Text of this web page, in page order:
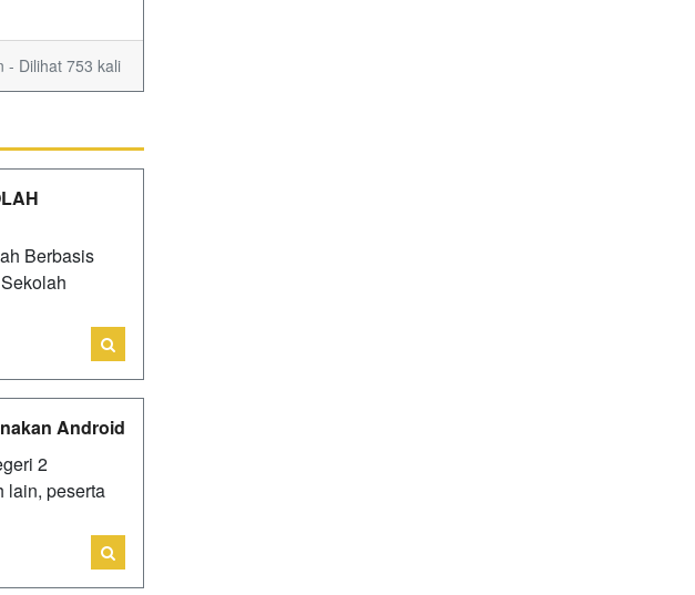
- Dilihat 753 kali
Berbasis
Android
2
lain, peserta